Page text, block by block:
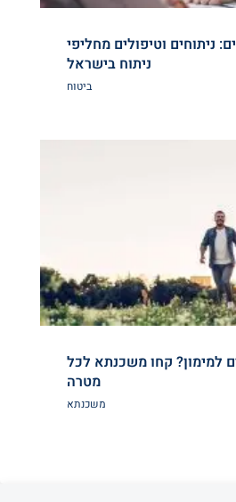
ניתוחים וטיפולים מחליפי
ניתוח בישראל
ביטוח
למימון? קחו משכנתא לכל
מטרה
משכנתא